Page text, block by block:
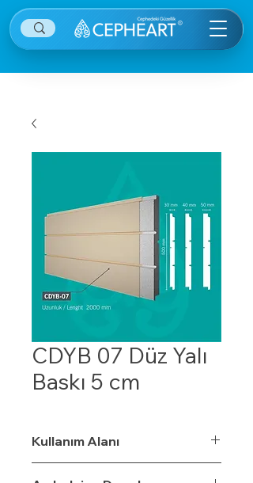
CDYB 07 Düz Yalı
Baskı 5 cm
Kullanım Alanı